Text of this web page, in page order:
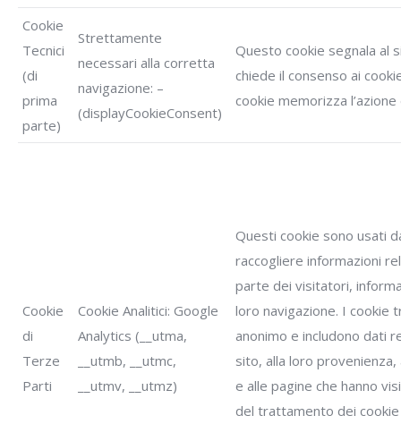
Cookie
Tecnici
(di
prima
parte)
Strettamente
necessari alla corretta
navigazione: –
(displayCookieConsent)
Questo cookie segnala al
chiede il consenso ai
cookie memorizza
Cookie
di
Terze
Parti
Cookie Analitici: Google
Analytics (__utma,
__utmb, __utmc,
__utmv, __utmz)
Questi cookie sono usati
raccogliere informazioni
parte dei visitatori,
loro navigazione. I cookie
anonimo e includono dati
sito, alla loro
e alle pagine che hanno
del trattamento dei